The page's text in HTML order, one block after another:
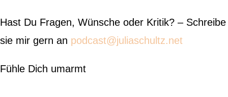
Hast Du Fragen, Wünsche oder Kritik? – Schreibe
sie mir gern an podcast@juliaschultz.net
Fühle Dich umarmt